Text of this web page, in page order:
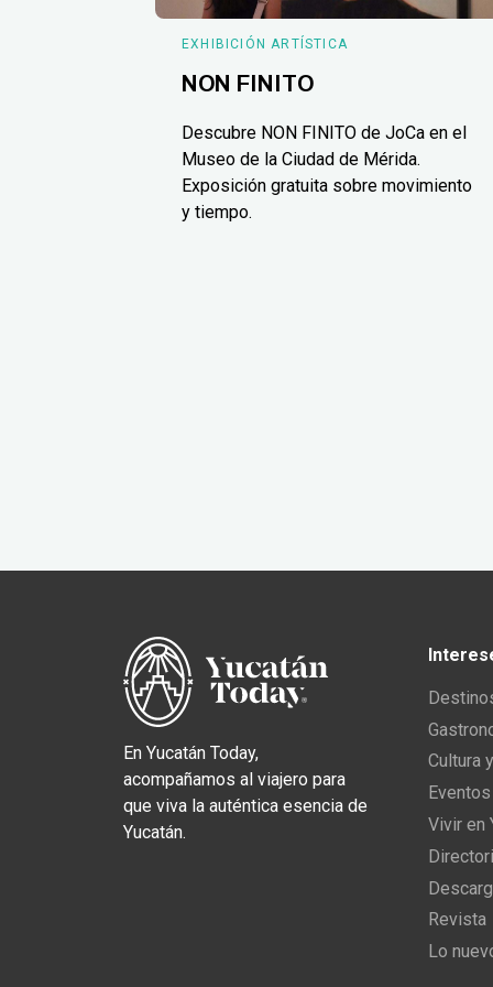
EXHIBICIÓN ARTÍSTICA
NON FINITO
Descubre NON FINITO de JoCa en el
Museo de la Ciudad de Mérida.
Exposición gratuita sobre movimiento
y tiempo.
En Yucatán Today,
acompañamos al viajero para
que viva la auténtica esencia de
Yucatán.
Cultura
Vivir en
Revista
Lo